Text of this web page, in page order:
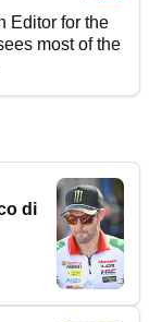
Editor for the
most of the
di